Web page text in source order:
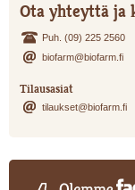
Ota yhteyttä ja
Puh. (09) 225 2560
biofarm@biofarm.fi
Tilausasiat
tilaukset@biofarm.fi